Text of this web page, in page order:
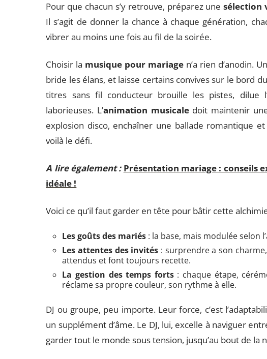
Pour que chacun s’y retrouve, préparez unesélection
Il s’agit de donner la chance à chaque génération,
vibrer au moins une fois au fil de la soirée.
Choisir la musique pour mariage n’a rien d’anodin.
bride les élans, et laisse certains convives sur le bord
titres sans fil conducteur brouille les pistes, dilue
laborieuses. L’animation musicaledoit maintenir
explosion disco, enchaîner une ballade romantique
voilà le défi.
A lire également : Présentation mariage : conseils
idéale !
Voici ce qu’il faut garder en tête pour bâtir cette
Les goûts des mariés : la base, mais modulée selon
Les attentes des invités : surprendre a son
attendus et font toujours recette.
La gestion des temps forts: chaque étape,
réclame sa propre couleur, son rythme à elle.
DJ ou groupe, peu importe. Leur force, c’est
un supplément d’âme. Le DJ, lui, excelle à naviguer
garder tout le monde sous tension, jusqu’au bout de la